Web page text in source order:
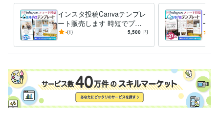
インスタ投稿Canvaテンプレ
ート販売します 時短でプロ
級の仕上がり！自由自在に変
-(1) 5,500 円
イン
ート
級の